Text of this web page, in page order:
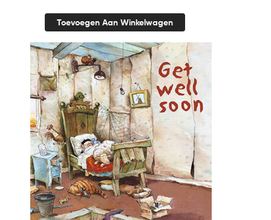
Toevoegen Aan Winkelwagen